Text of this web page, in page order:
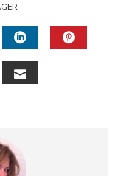
LINKEDIN